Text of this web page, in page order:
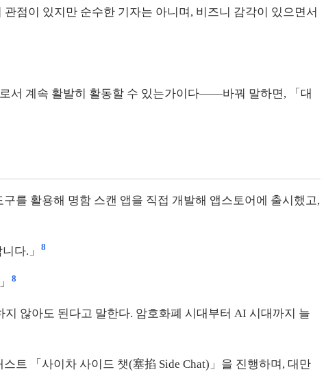
점이 있지만 순수한 기자는 아니며, 비즈니 감각이 있으면서
서 계속 활발히 활동할 수 있는가이다——바꿔 말하면, 「대
를 활용해 명함 스캔 앱을 직접 개발해 앱스토어에 출시했고,
다.」 8
8
않아도 된다고 말한다. 암호화폐 시대부터 AI 시대까지 늘
트 「사이차 사이드 챗(塞掐 Side Chat)」을 진행하며, 대만